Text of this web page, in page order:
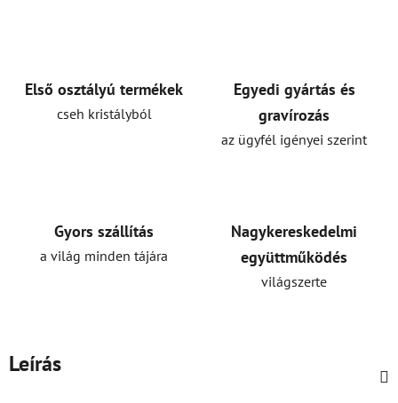
Első osztályú termékek
cseh kristályból
Egyedi gyártás és
gravírozás
az ügyfél igényei szerint
Gyors szállítás
a világ minden tájára
Nagykereskedelmi
együttműködés
világszerte
Leírás